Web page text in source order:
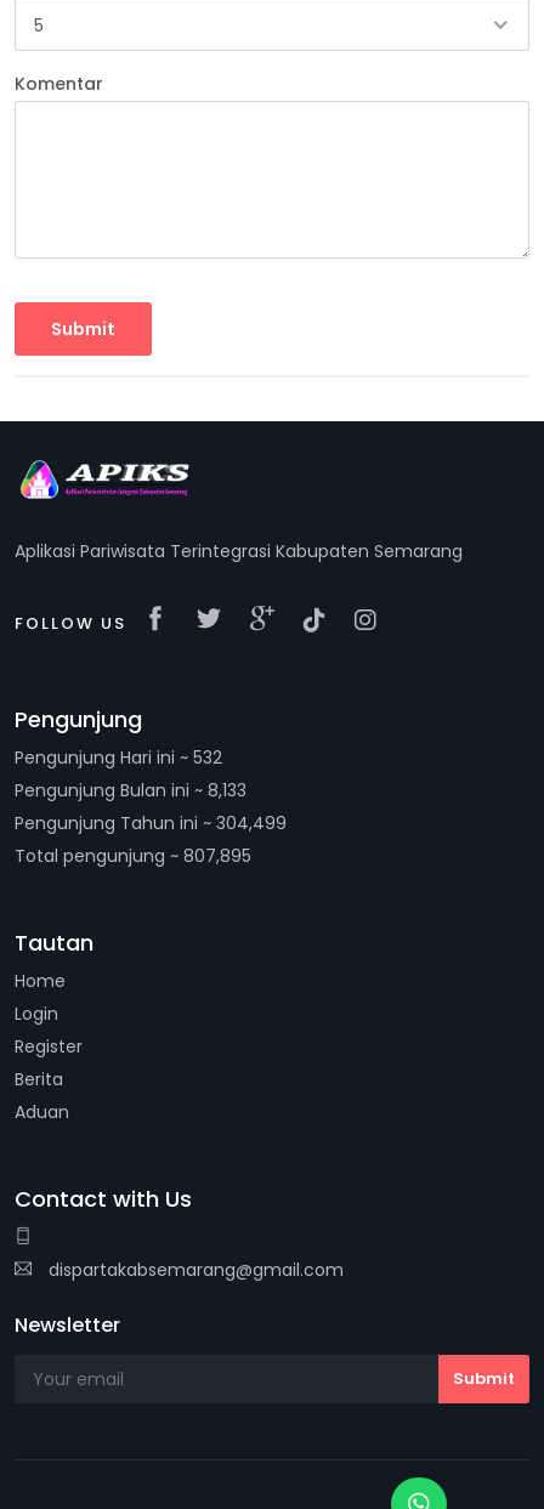
5
Komentar
Aplikasi Pariwisata Terintegrasi Kabupaten Semarang
FOLLOW US
Pengunjung
Pengunjung Hari ini ~ 532
Pengunjung Bulan ini ~ 8,133
Pengunjung Tahun ini ~ 304,499
Total pengunjung ~ 807,895
Tautan
Home
Login
Register
Berita
Aduan
Contact with Us
dispartakabsemarang@gmail.com
Newsletter